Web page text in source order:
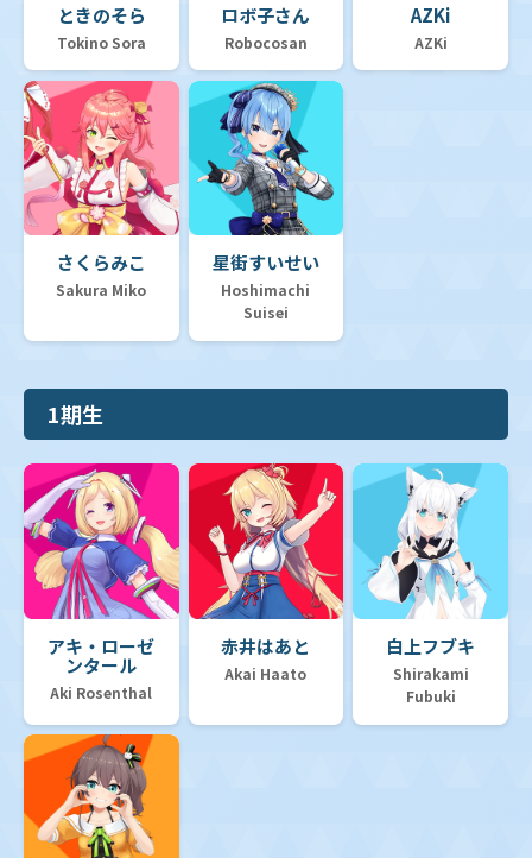
ときのそら
Tokino Sora
ロボ子さん
Robocosan
AZKi
AZKi
さくらみこ
Sakura Miko
星街すいせい
Hoshimachi
Suisei
1期生
アキ・ローゼ
ンタール
Aki Rosenthal
赤井はあと
Akai Haato
白上フブキ
Shirakami
Fubuki